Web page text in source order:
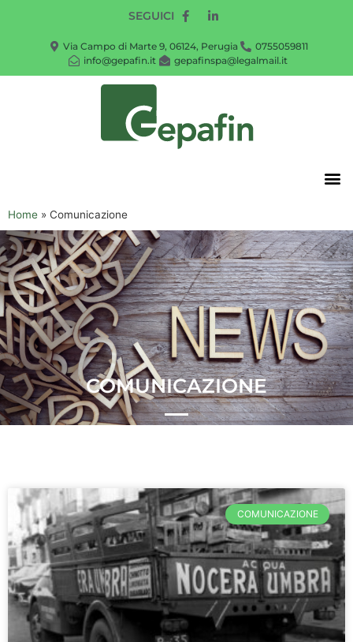
SEGUICI
Via Campo di Marte 9, 06124, Perugia
0755059811
info@gepafin.it
gepafinspa@legalmail.it
Home » Comunicazione
COMUNICAZIONE
COMUNICAZIONE